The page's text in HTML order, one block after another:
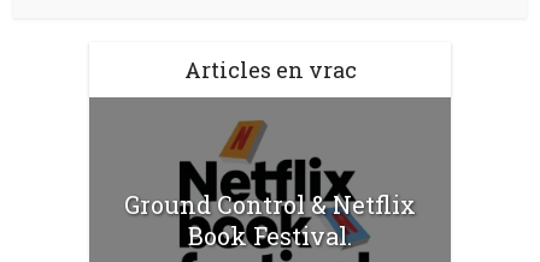
Articles en vrac
Ground Control & Netflix
Book Festival.